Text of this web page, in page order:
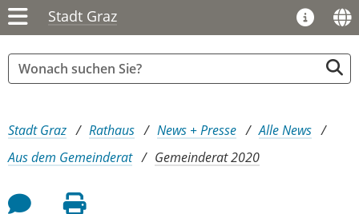
Stadt Graz
Sie sind hier:
Stadt Graz Rathaus News + Presse
Alle News
Aus dem Gemeinderat
Gemeinderat 2020
Feedback an Autor
Seite drucken